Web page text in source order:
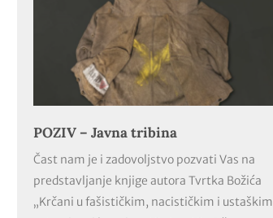
POZIV – Javna tribina
Čast nam je i zadovoljstvo pozvati Vas na
predstavljanje knjige autora Tvrtka Božića
„Krčani u fašističkim, nacističkim i ustaškim